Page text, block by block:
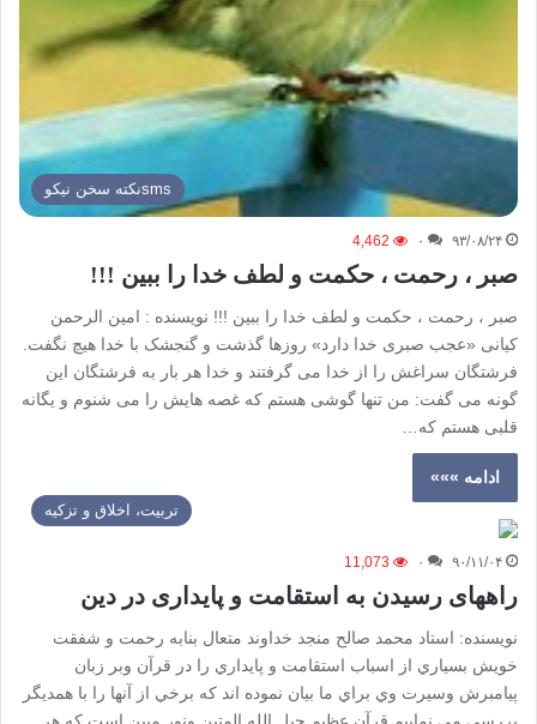
smsنكته سخن نيكو
۹۳/۰۸/۲۴ ۰ 4,462
صبر ، رحمت ، حکمت و لطف خدا را ببین !!!
صبر ، رحمت ، حکمت و لطف خدا را ببین !!! نویسنده : امین الرحمن
کیانی «عجب صبری خدا دارد» روزها گذشت و گنجشک با خدا هیچ نگفت.
فرشتگان سراغش را از خدا می گرفتند و خدا هر بار به فرشتگان این
گونه می گفت: من تنها گوشی هستم که غصه هایش را می شنوم و یگانه
قلبی هستم که…
ادامه »»»
تربیت، اخلاق و تزکیه
۹۰/۱۱/۰۴ ۰ 11,073
راههای رسیدن به استقامت و پایداری در دین
نويسنده: استاد محمد صالح منجد خداوند متعال بنابه رحمت و شفقت
خويش بسياري از اسباب استقامت و پايداري را در قرآن وبر زبان
پيامبرش وسيرت وي براي ما بيان نموده اند كه برخي از آنها را با همديگر